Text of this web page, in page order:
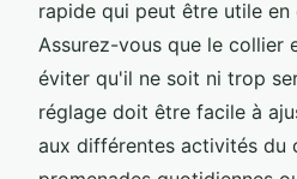
rapide qui peut être utile en
Assurez-vous que le collier
éviter qu'il ne soit ni trop
réglage doit être facile à
aux différentes activités du